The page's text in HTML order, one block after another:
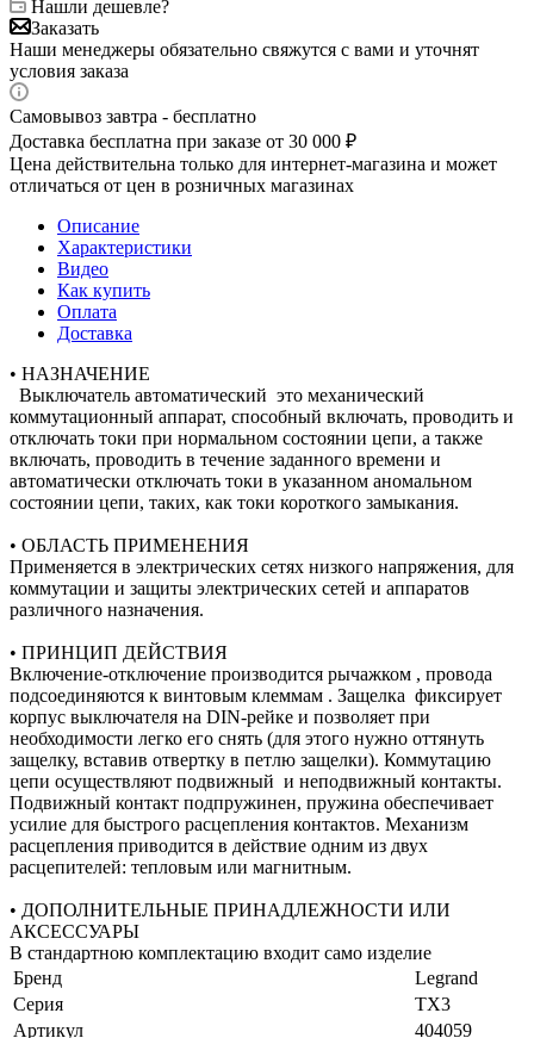
Нашли дешевле?
Заказать
Наши менеджеры обязательно свяжутся с вами и уточнят
условия заказа
Самовывоз завтра - бесплатно
Доставка бесплатна при заказе от 30 000 ₽
Цена действительна только для интернет-магазина и может
отличаться от цен в розничных магазинах
Описание
Характеристики
Видео
Как купить
Оплата
Доставка
• НАЗНАЧЕНИЕ
Выключатель автоматический это механический
коммутационный аппарат, способный включать, проводить и
отключать токи при нормальном состоянии цепи, а также
включать, проводить в течение заданного времени и
автоматически отключать токи в указанном аномальном
состоянии цепи, таких, как токи короткого замыкания.
• ОБЛАСТЬ ПРИМЕНЕНИЯ
Применяется в электрических сетях низкого напряжения, для
коммутации и защиты электрических сетей и аппаратов
различного назначения.
• ПРИНЦИП ДЕЙСТВИЯ
Включение-отключение производится рычажком , провода
подсоединяются к винтовым клеммам . Защелка фиксирует
корпус выключателя на DIN-рейке и позволяет при
необходимости легко его снять (для этого нужно оттянуть
защелку, вставив отвертку в петлю защелки). Коммутацию
цепи осуществляют подвижный и неподвижный контакты.
Подвижный контакт подпружинен, пружина обеспечивает
усилие для быстрого расцепления контактов. Механизм
расцепления приводится в действие одним из двух
расцепителей: тепловым или магнитным.
• ДОПОЛНИТЕЛЬНЫЕ ПРИНАДЛЕЖНОСТИ ИЛИ
АКСЕССУАРЫ
В стандартною комплектацию входит само изделие
Бренд
Legrand
Серия
TX3
Артикул
404059